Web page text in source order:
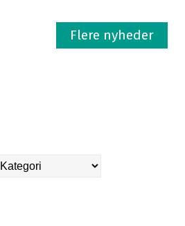
Flere nyheder